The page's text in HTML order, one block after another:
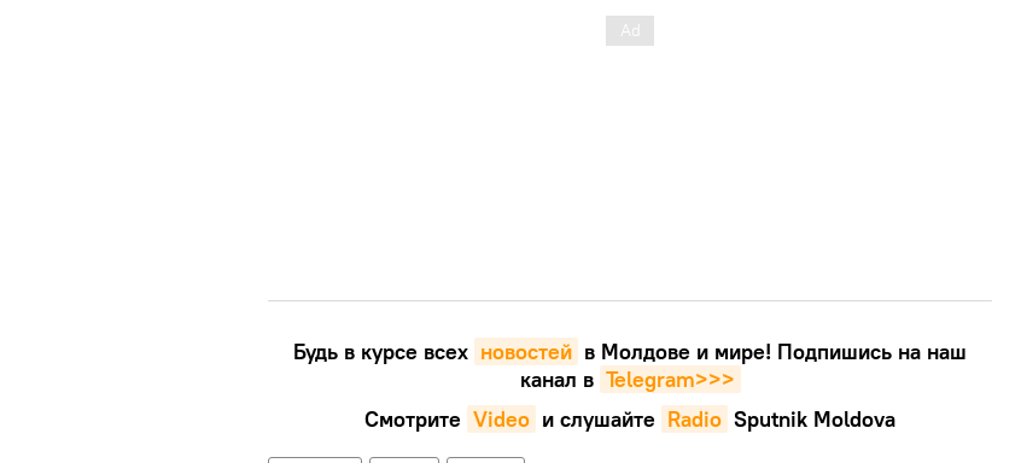
Будь в курсе всех новостей в Молдове и мире! Подпишись на наш
канал в Telegram>>>
Смотрите Video и слушайте Radio Sputnik Moldova